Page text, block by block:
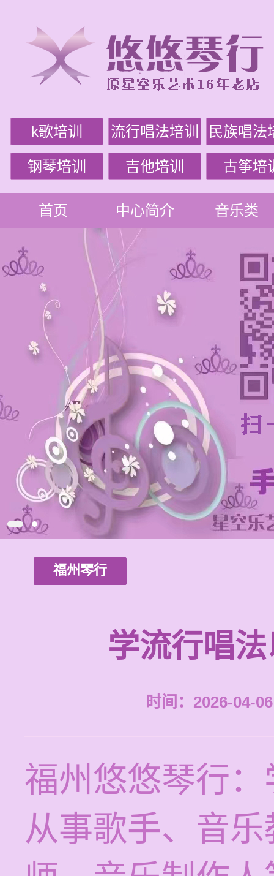
k歌培训 流行唱法培训 民族唱法
钢琴培训 吉他培训 古筝培
首页 中心简介 音乐类
福州琴行
学流行唱
时间：2026-04-
福州悠悠琴行
从事歌手、音